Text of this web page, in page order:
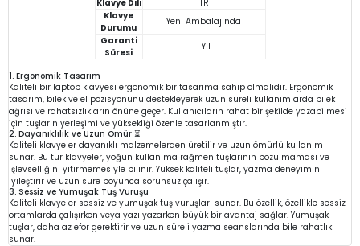
Klavye Dili
TR
Klavye
Durumu
Yeni Ambalajında
Garanti
Süresi
1 Yıl
1. Ergonomik Tasarım
Kaliteli bir laptop klavyesi ergonomik bir tasarıma sahip olmalıdır. Ergonomik
tasarım, bilek ve el pozisyonunu destekleyerek uzun süreli kullanımlarda bilek
ağrısı ve rahatsızlıkların önüne geçer. Kullanıcıların rahat bir şekilde yazabilmesi
için tuşların yerleşimi ve yüksekliği özenle tasarlanmıştır.
2. Dayanıklılık ve Uzun Ömür ⏳
Kaliteli klavyeler dayanıklı malzemelerden üretilir ve uzun ömürlü kullanım
sunar. Bu tür klavyeler, yoğun kullanıma rağmen tuşlarının bozulmaması ve
işlevselliğini yitirmemesiyle bilinir. Yüksek kaliteli tuşlar, yazma deneyimini
iyileştirir ve uzun süre boyunca sorunsuz çalışır.
3. Sessiz ve Yumuşak Tuş Vuruşu
Kaliteli klavyeler sessiz ve yumuşak tuş vuruşları sunar. Bu özellik, özellikle sessiz
ortamlarda çalışırken veya yazı yazarken büyük bir avantaj sağlar. Yumuşak
tuşlar, daha az efor gerektirir ve uzun süreli yazma seanslarında bile rahatlık
sunar.